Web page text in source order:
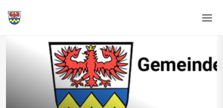
Home
Login
Sprache
Hilfe & Info